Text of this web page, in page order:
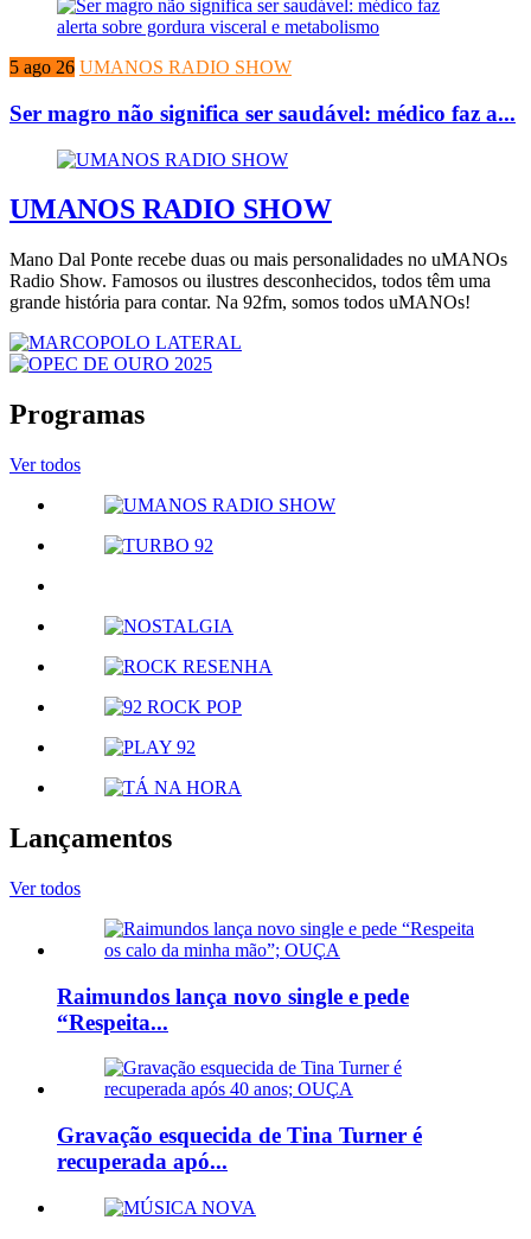
5 ago 26 UMANOS RADIO SHOW
Ser magro não significa ser saudável: médico faz a...
UMANOS RADIO SHOW
Mano Dal Ponte recebe duas ou mais personalidades no uMANOs
Radio Show. Famosos ou ilustres desconhecidos, todos têm uma
grande história para contar. Na 92fm, somos todos uMANOs!
Programas
Ver todos
Lançamentos
Ver todos
Raimundos lança novo single e pede
“Respeita...
Gravação esquecida de Tina Turner é
recuperada apó...